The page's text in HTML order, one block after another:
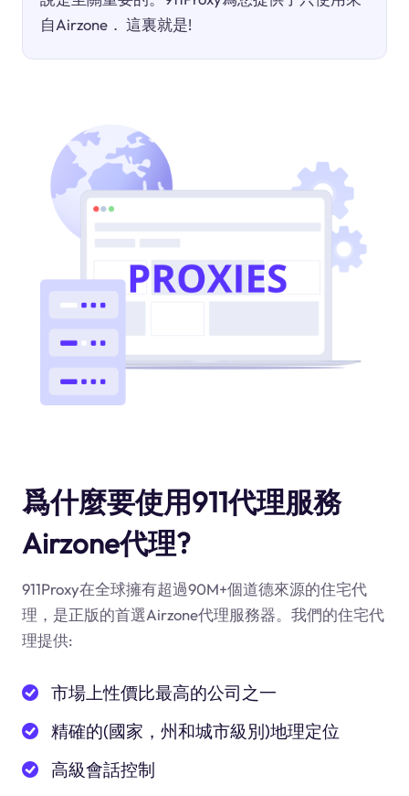
自Airzone． 這裏就是!
爲什麼要使用911代理服務
Airzone代理?
911Proxy在全球擁有超過90M+個道德來源的住宅代
理，是正版的首選Airzone代理服務器。我們的住宅代
理提供:
市場上性價比最高的公司之一
精確的(國家，州和城市級別)地理定位
高級會話控制